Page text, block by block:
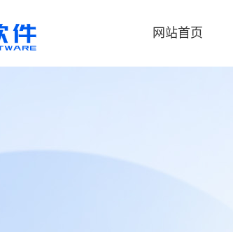
网站首页